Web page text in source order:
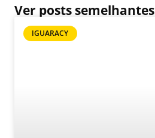
Ver posts semelhantes
IGUARACY